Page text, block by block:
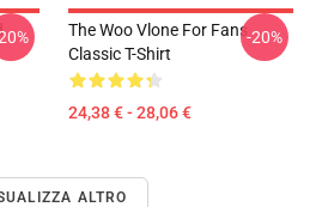
The Woo Vlone For Fans
Classic T-Shirt
24,38 € - 28,06 €
-20%
ALTRO